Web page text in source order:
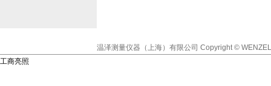
温泽测量仪器（上海）有限公司 Copyright ©
工商亮照